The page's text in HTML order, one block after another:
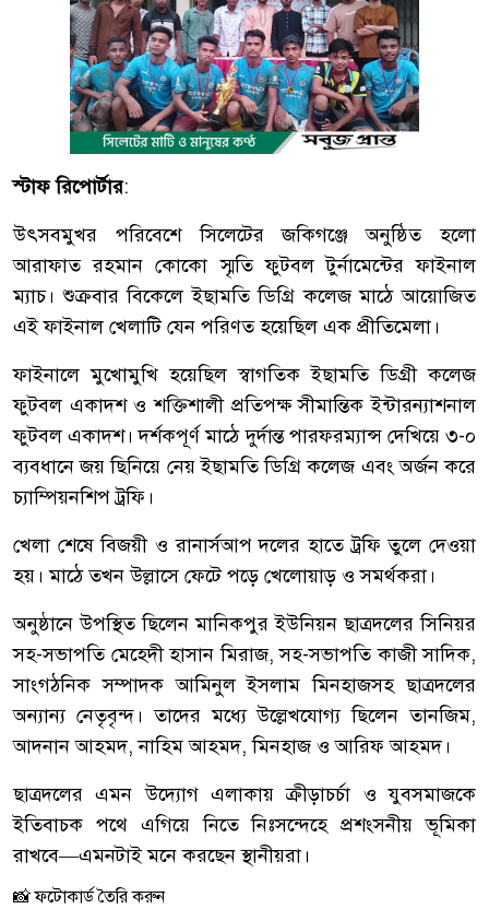
স্টাফ রিপোর্টার:
উৎসবমুখর পরিবেশে সিলেটের জকিগঞ্জে অনুষ্ঠিত হলো
আরাফাত রহমান কোকো স্মৃতি ফুটবল টুর্নামেন্টের ফাইনাল
ম্যাচ। শুক্রবার বিকেলে ইছামতি ডিগ্রি কলেজ মাঠে আয়োজিত
এই ফাইনাল খেলাটি যেন পরিণত হয়েছিল এক প্রীতিমেলা।
ফাইনালে মুখোমুখি হয়েছিল স্বাগতিক ইছামতি ডিগ্রী কলেজ
ফুটবল একাদশ ও শক্তিশালী প্রতিপক্ষ সীমান্তিক ইন্টারন্যাশনাল
ফুটবল একাদশ। দর্শকপূর্ণ মাঠে দুর্দান্ত পারফরম্যান্স দেখিয়ে ৩-০
ব্যবধানে জয় ছিনিয়ে নেয় ইছামতি ডিগ্রি কলেজ এবং অর্জন করে
চ্যাম্পিয়নশিপ ট্রফি।
খেলা শেষে বিজয়ী ও রানার্সআপ দলের হাতে ট্রফি তুলে দেওয়া
হয়। মাঠে তখন উল্লাসে ফেটে পড়ে খেলোয়াড় ও সমর্থকরা।
অনুষ্ঠানে উপস্থিত ছিলেন মানিকপুর ইউনিয়ন ছাত্রদলের সিনিয়র
সহ-সভাপতি মেহেদী হাসান মিরাজ, সহ-সভাপতি কাজী সাদিক,
সাংগঠনিক সম্পাদক আমিনুল ইসলাম মিনহাজসহ ছাত্রদলের
অন্যান্য নেতৃবৃন্দ। তাদের মধ্যে উল্লেখযোগ্য ছিলেন তানজিম,
আদনান আহমদ, নাহিম আহমদ, মিনহাজ ও আরিফ আহমদ।
ছাত্রদলের এমন উদ্যোগ এলাকায় ক্রীড়াচর্চা ও যুবসমাজকে
ইতিবাচক পথে এগিয়ে নিতে নিঃসন্দেহে প্রশংসনীয় ভূমিকা
রাখবে—এমনটাই মনে করছেন স্থানীয়রা।
📸 ফটোকার্ড তৈরি করুন